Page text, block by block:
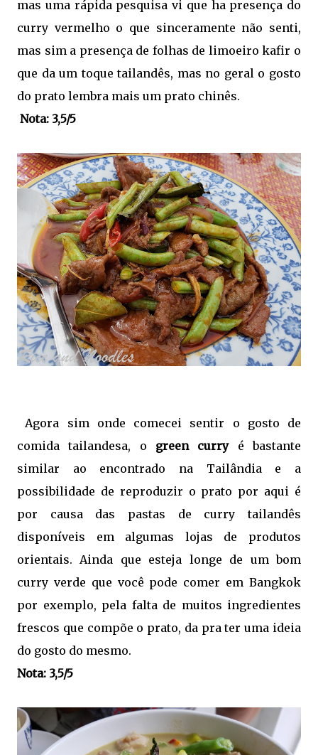
mas uma rápida pesquisa vi que ha presença do
curry vermelho o que sinceramente não senti,
mas sim a presença de folhas de limoeiro kafir o
que da um toque tailandês, mas no geral o gosto
do prato lembra mais um prato chinês.
Nota: 3,5/5
Agora sim onde comecei sentir o gosto de
comida tailandesa, o green curryé bastante
similar ao encontrado na Tailândia e a
possibilidade de reproduzir o prato por aqui é
por causa das pastas de curry tailandês
disponíveis em algumas lojas de produtos
orientais. Ainda que esteja longe de um bom
curry verde que você pode comer em Bangkok
por exemplo, pela falta de muitos ingredientes
frescos que compõe o prato, da pra ter uma ideia
do gosto do mesmo.
Nota: 3,5/5